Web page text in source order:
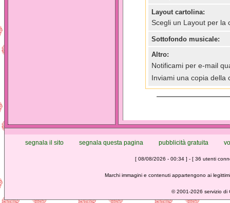
Layout cartolina:
Scegli un Layout per la
Sottofondo musicale:
Altro:
Notificami per e-mail
Inviami una copia della
segnala il sito segnala questa pagina pubblicità gratuita
[ 08/08/2026 - 00:34 ] - [ 36 utenti
Marchi immagini e contenuti appartengono ai
©2001-2026 servizio di